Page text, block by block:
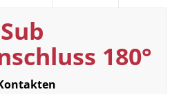
180°